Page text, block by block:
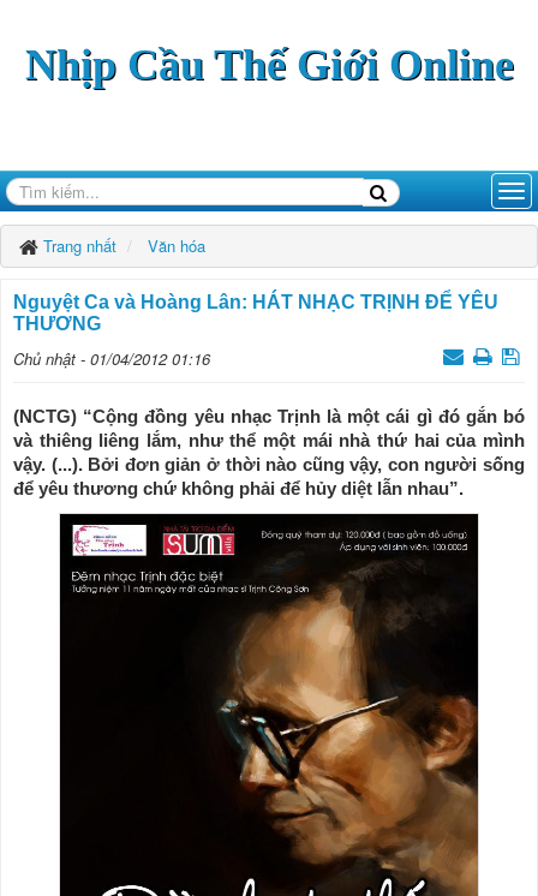
Nhịp Cầu Thế Giới Online
Trang nhất Văn hóa
Nguyệt Ca và Hoàng Lân: HÁT NHẠC TRỊNH ÐỂ YÊU
THƯƠNG
Chủ nhật - 01/04/2012 01:16
(NCTG) “Cộng đồng yêu nhạc Trịnh là một cái gì đó gắn bó
và thiêng liêng lắm, như thể một mái nhà thứ hai của mình
vậy. (...). Bởi đơn giản ở thời nào cũng vậy, con người sống
để yêu thương chứ không phải để hủy diệt lẫn nhau”.